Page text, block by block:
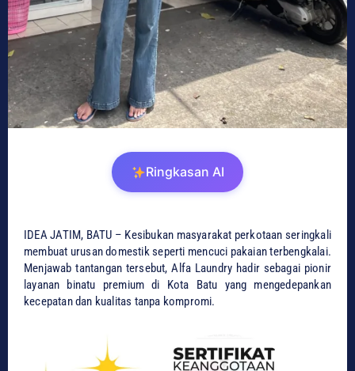
Ringkasan AI
IDEA JATIM, ​BATU – Kesibukan masyarakat perkotaan seringkali
membuat urusan domestik seperti mencuci pakaian terbengkalai.
Menjawab tantangan tersebut, Alfa Laundry hadir sebagai pionir
layanan binatu premium di Kota Batu yang mengedepankan
kecepatan dan kualitas tanpa kompromi.